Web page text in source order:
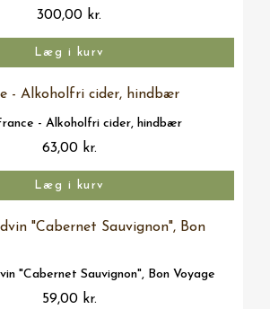
300,00 kr.
Læg i kurv
Vis her
- Alkoholfri cider, hindbær
63,00 kr.
Læg i kurv
Vis her
"Cabernet Sauvignon", Bon Voyage
59,00 kr.